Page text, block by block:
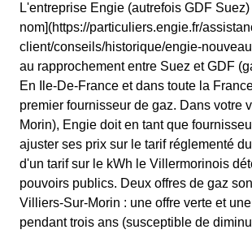
L'entreprise Engie (autrefois GDF
nom](https://particuliers.engie.fr/
client/conseils/historique/engie-
au rapprochement entre Suez et GDF
En Ile-De-France et dans toute la
premier fournisseur de gaz. Dans votre
Morin), Engie doit en tant que
ajuster ses prix sur le tarif réglementé
d'un tarif sur le kWh le Villermorinois
pouvoirs publics. Deux offres de gaz
Villiers-Sur-Morin : une offre verte et
pendant trois ans (susceptible de